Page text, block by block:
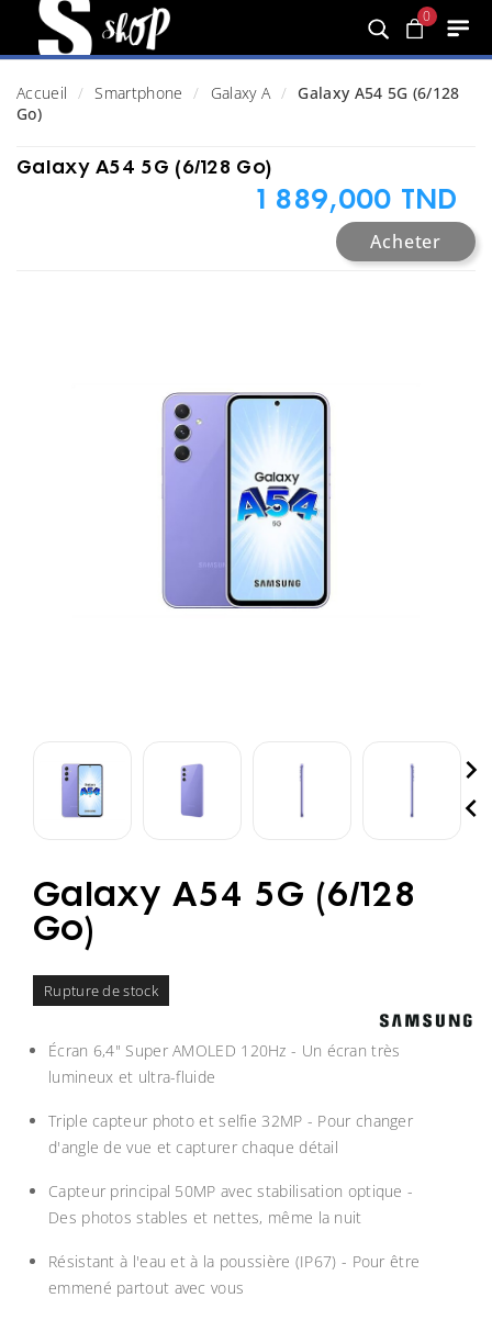
0
Accueil Smartphone Galaxy A
Galaxy A54 5G (6/128
Go)
Galaxy A54 5G (6/128 Go)
1 889,000 TND
Acheter


Galaxy A54 5G (6/128
Go)
Rupture de stock
Écran 6,4" Super AMOLED 120Hz - Un écran très
lumineux et ultra-fluide
Triple capteur photo et selfie 32MP - Pour changer
d'angle de vue et capturer chaque détail
Capteur principal 50MP avec stabilisation optique -
Des photos stables et nettes, même la nuit
Résistant à l'eau et à la poussière (IP67) - Pour être
emmené partout avec vous